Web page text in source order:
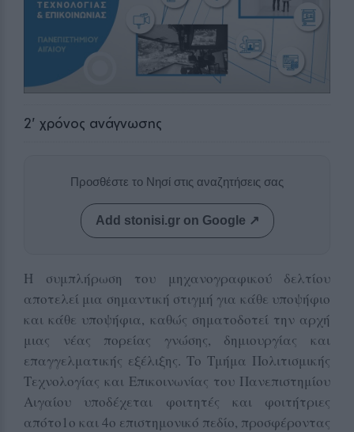
2' χρόνος ανάγνωσης
Προσθέστε το Νησί στις αναζητήσεις σας
Add stonisi.gr on Google ↗
Η συμπλήρωση του μηχανογραφικού δελτίου
αποτελεί μια σημαντική στιγμή για κάθε υποψήφιο
και κάθε υποψήφια, καθώς σηματοδοτεί την αρχή
μιας νέας πορείας γνώσης, δημιουργίας και
επαγγελματικής εξέλιξης. Το Τμήμα Πολιτισμικής
Τεχνολογίας και Επικοινωνίας του Πανεπιστημίου
Αιγαίου υποδέχεται φοιτητές και φοιτήτριες
απότο1ο και 4ο επιστημονικό πεδίο, προσφέροντας